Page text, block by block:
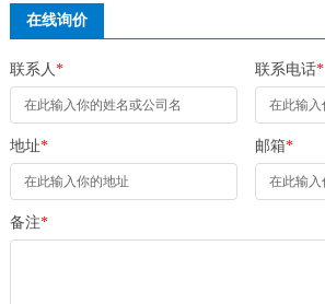
在线询价
联系人* 联系电话*
地址* 邮箱*
备注*